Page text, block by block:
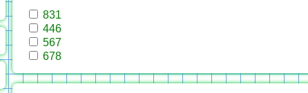
831
446
567
678